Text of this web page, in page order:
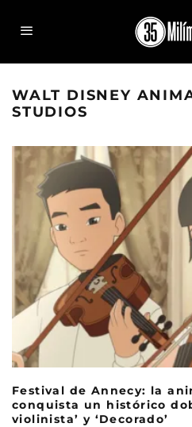
WALT DISNEY
STUDIOS
Festival de Annecy: la
conquista un histórico
violinista’ y ‘Decorado’